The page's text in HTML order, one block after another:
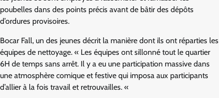
poubelles dans des points précis avant de bâtir des dépôts
d’ordures provisoires.
Bocar Fall, un des jeunes décrit la manière dont ils ont réparties les
équipes de nettoyage. « Les équipes ont sillonné tout le quartier
6H de temps sans arrêt. Il y a eu une participation massive dans
une atmosphère comique et festive qui imposa aux participants
d’allier à la fois travail et retrouvailles. «